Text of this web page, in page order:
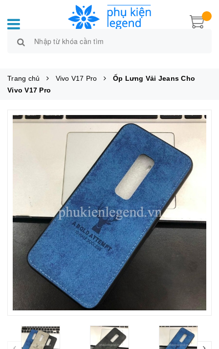
Trang chủ Vivo V17 Pro
Ốp Lưng Vải Jeans Cho
Vivo V17 Pro